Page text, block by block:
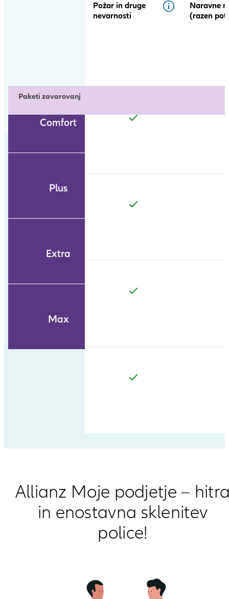
Paketi zavarovanj
Comfort
Plus
Extra
Max
Požar in druge
nevarnosti
Naravne
(razen
Allianz Moje podjetje –
in enostavna sklenitev
police!